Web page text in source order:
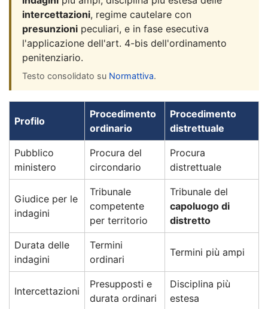
intercettazioni, regime cautelare con
presunzioni peculiari, e in fase esecutiva
l'applicazione dell'art. 4-bis dell'ordinamento
penitenziario.
Testo consolidato su Normattiva.
Profilo
Procedimento
ordinario
Procedimento
distrettuale
Pubblico
ministero
Procura del
circondario
Procura
distrettuale
Giudice per le
indagini
Tribunale
competente
per territorio
Tribunale del
capoluogo di
distretto
Durata delle
indagini
Termini
ordinari
Termini più ampi
Intercettazioni
Presupposti e
durata ordinari
Disciplina più
estesa